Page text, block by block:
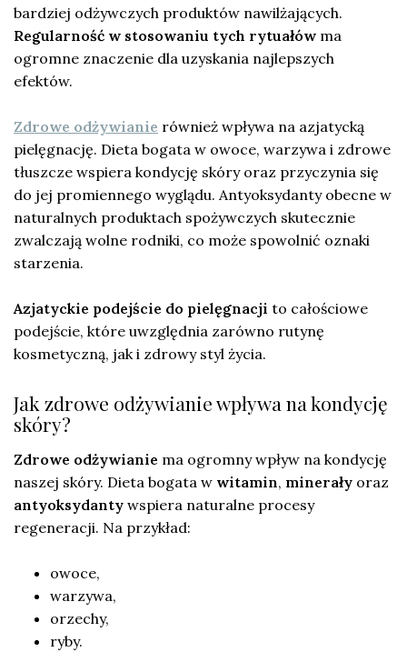
bardziej odżywczych produktów nawilżających.
Regularność w stosowaniu tych rytuałów ma
ogromne znaczenie dla uzyskania najlepszych
efektów.
Zdrowe odżywianie również wpływa na azjatycką
pielęgnację. Dieta bogata w owoce, warzywa i zdrowe
tłuszcze wspiera kondycję skóry oraz przyczynia się
do jej promiennego wyglądu. Antyoksydanty obecne w
naturalnych produktach spożywczych skutecznie
zwalczają wolne rodniki, co może spowolnić oznaki
starzenia.
Azjatyckie podejście do pielęgnacji to całościowe
podejście, które uwzględnia zarówno rutynę
kosmetyczną, jak i zdrowy styl życia.
Jak zdrowe odżywianie wpływa na kondycję
skóry?
Zdrowe odżywianie ma ogromny wpływ na kondycję
naszej skóry. Dieta bogata w witamin, minerały oraz
antyoksydanty wspiera naturalne procesy
regeneracji. Na przykład:
owoce,
warzywa,
orzechy,
ryby.